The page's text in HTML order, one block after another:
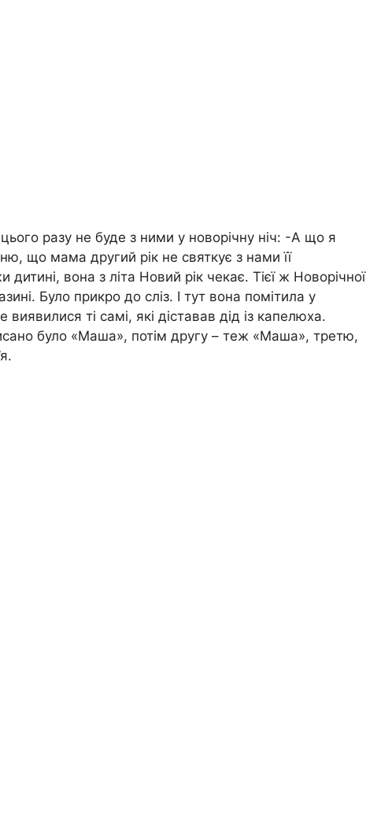
разу не буде з ними у новорічну ніч: -А що я
що мама другий рік не святкує з нами її
вона з літа Новий рік чекає. Тієї ж Новорічної
Було прикро до сліз. І тут вона помітила у
виявилися ті самі, які діставав дід із капелюха.
було «Маша», потім другу – теж «Маша», третю,